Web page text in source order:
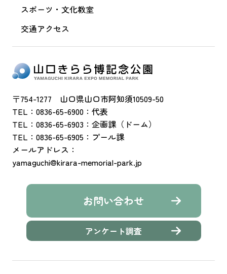
スポーツ・文化教室
交通アクセス
〒754-1277 山口県山口市阿知須10509-50
TEL：0836-65-6900：代表
TEL：0836-65-6903：企画課（ドーム）
TEL：0836-65-6905：プール課
メールアドレス：
yamaguchi@kirara-memorial-park.jp
お問い合わせ
アンケート調査